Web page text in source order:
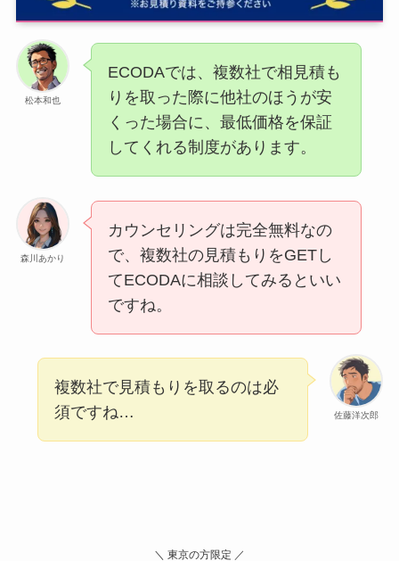
松本和也
ECODAでは、複数社で相見積も
りを取った際に他社のほうが安
くった場合に、最低価格を保証
してくれる制度があります。
森川あかり
カウンセリングは完全無料なの
で、複数社の見積もりをGETし
てECODAに相談してみるといい
ですね。
佐藤洋次郎
複数社で見積もりを取るのは必
須ですね…
＼ 東京の方限定 ／